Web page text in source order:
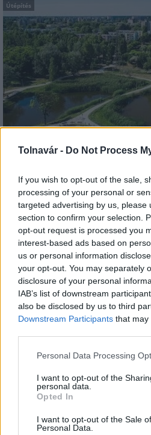
Tolnavár - Do Not Process
If you wish to opt-out of the sale,
processing of your personal or
targeted advertising by us, please
section to confirm your selection.
opt-out request is processed you
interest-based ads based on
us or personal information
your opt-out. You may separately
disclosure of your personal
IAB’s list of downstream
also be disclosed by us to third
Downstream Participants that may
Please note that this website/app
not limited to your visit or usage
grant or deny consent to Google
use your data for below specified
consent section.
Personal Data Processing
I want to opt-out of the
personal data.
Opted In
I want to opt-out of the Sale
Personal Data.
Útépítés
Szinte teljes hosszában
lakótelep legfontosabb utcáját
Pestszentlőrinc egyik első
amelynek komplex
Új
épülnek
csapadékvizet
Nem az üres,
Újragondolják